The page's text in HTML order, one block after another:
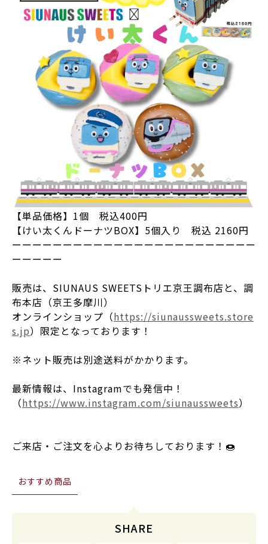
【単品価格】1個 税込400円
【けい太くんドーナツBOX】5個入り 税込 2160円
ーーーーーーーーーーーーーーーーーーーーーーーー
ーーーーー
販売は、SIUNAUS SWEETSトリエ京王調布店と、調
布本店（京王多摩川）
オンラインショップ（https://siunaussweets.store
s.jp）限定となっております！
※ネット販売は別途送料がかかります。
最新情報は、Instagramでも発信中！
（https://www.instagram.com/siunaussweets）
ご来店・ご注文を心よりお待ちしております！🍩
おすすめ商品
SHARE